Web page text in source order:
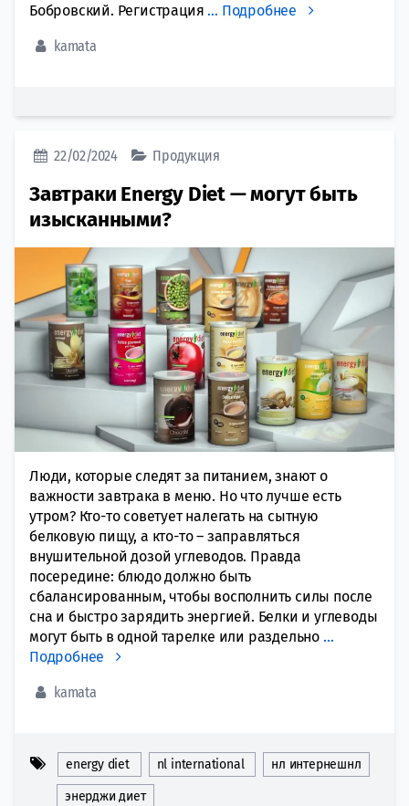
Бобровский. Регистрация… Подробнее
kamata
22/02/2024 Продукция
Завтраки Energy Diet — могут быть
изысканными?
Люди, которые следят за питанием, знают о
важности завтрака в меню. Но что лучше есть
утром? Кто-то советует налегать на сытную
белковую пищу, а кто-то – заправляться
внушительной дозой углеводов. Правда
посередине: блюдо должно быть
сбалансированным, чтобы восполнить силы после
сна и быстро зарядить энергией. Белки и углеводы
могут быть в одной тарелке или раздельно …
Подробнее
kamata
energy diet nl international нл интернешнл
энерджи диет